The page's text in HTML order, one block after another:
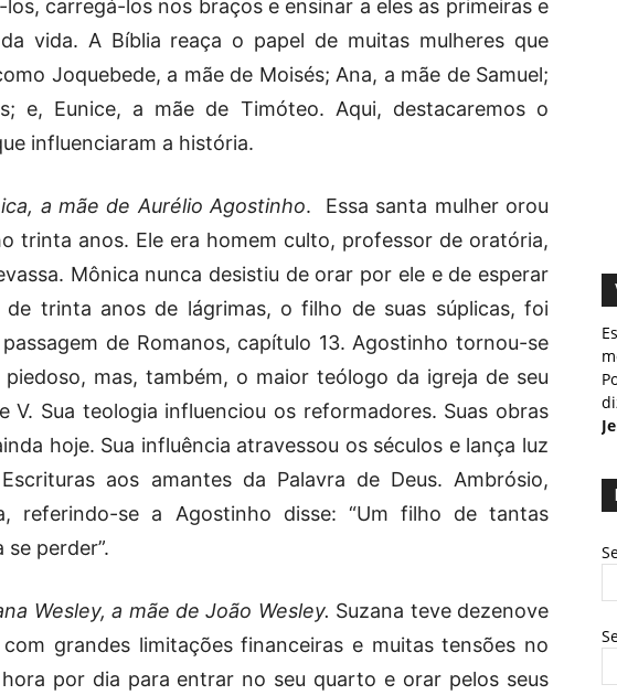
carregá-los nos braços e ensinar a eles as primeiras e
vida. A Bíblia reaça o papel de muitas mulheres que
Joquebede, a mãe de Moisés; Ana, a mãe de Samuel;
e, Eunice, a mãe de Timóteo. Aqui, destacaremos o
influenciaram a história.
a mãe de Aurélio Agostinho. Essa santa mulher orou
trinta anos. Ele era homem culto, professor de oratória,
Mônica nunca desistiu de orar por ele e de esperar
de trinta anos de lágrimas, o filho de suas súplicas, foi
de Romanos, capítulo 13. Agostinho tornou-se
mas, também, o maior teólogo da igreja de seu
V. Sua teologia influenciou os reformadores. Suas obras
hoje. Sua influência atravessou os séculos e lança luz
aos amantes da Palavra de Deus. Ambrósio,
referindo-se a Agostinho disse: “Um filho de tantas
perder”.
Wesley, a mãe de João Wesley. Suzana teve dezenove
grandes limitações financeiras e muitas tensões no
por dia para entrar no seu quarto e orar pelos seus